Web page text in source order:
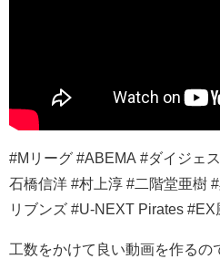
#Mリーグ #ABEMA #ダイジェ
石橋信洋 #村上淳 #二階堂亜樹
リブンズ #U-NEXT Pirates
工数をかけて良い動画を作るの